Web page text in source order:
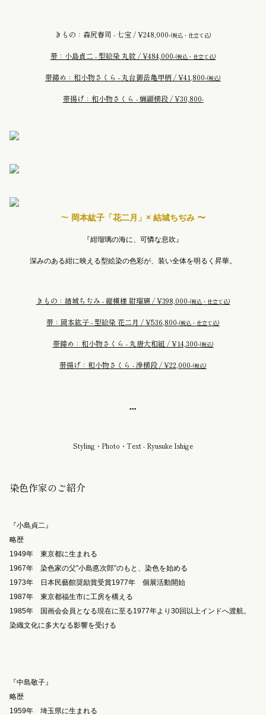
きもの：森尻春司 - 七宝 / ¥248,000-(税込・仕立て込)
帯：小島貞二 - 型絵染 丸紋 / ¥484,000-(税込・仕立て込)
帯締め：和小物さくら - 丸台御岳亀甲柄 / ¥41,800-(税込)
帯揚げ：和小物さくら - 蝋纈横段 / ¥30,800-
〜 岡本紘子「花二月」× 結城ちぢみ 〜
『紺瑠璃の海に、可憐な息吹』
深みのある紺に映える型絵染の色彩が、装い全体を明るく昇華。
きもの：結城ちぢみ - 縦模様 紺瑠璃 / ¥398,000-(税込・仕立て込)
帯：岡本紘子 - 型絵染 花二月 / ¥536,800-(税込・仕立て込)
帯締め：和小物さくら - 丸唐大和組 / ¥14,300-(税込)
帯揚げ：和小物さくら - 滲横段 / ¥22,000-(税込)
▪️▪️▪️
Styling・Photo・Text - Ryusuke Ishige
染色作家のご紹介
『小島貞二』
略歴
1949年 東京都に生まれる
1967年 染色家の父”小島悳次郎”のもと、染色を始める
1973年 日本民藝館奨励賞受賞1977年 個展活動開始
1987年 東京都福生市に工房を構える
1985年 国画会会員となる現在に至る1977年より30回以上インドへ渡航。
染織文化に多大なる影響を受ける
『中島敬子』
略歴
1959年 埼玉県に生まれる